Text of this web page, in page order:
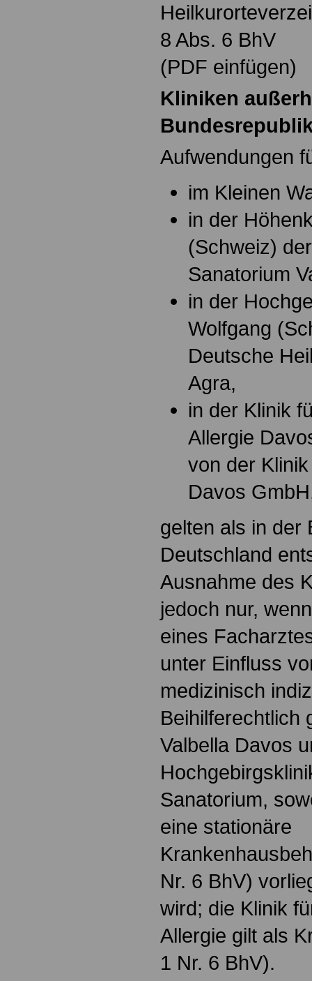
8 Abs. 6 BhV
(PDF einfügen)
Kliniken
Aufwendungen
im Kleinen
in der
(Schweiz)
Sanatorium
in der
Wolfgang
Deutsche
Agra,
in der Klinik
Allergie
von der
Davos
gelten als in der
Deutschland
Ausnahme des
jedoch nur,
eines
unter Einfluss
medizinisch
Beihilferechtlich
Valbella Davos
Sanatorium,
eine stationäre
Nr. 6 BhV)
wird; die Klinik
Allergie gilt als
1 Nr. 6 BhV).